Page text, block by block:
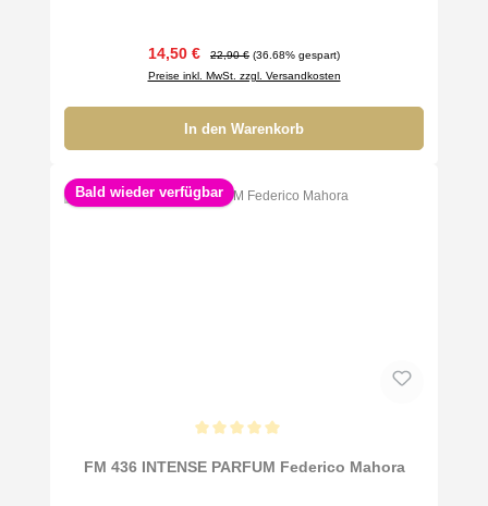
Verkaufspreis:
14,50 € Regulärer Preis:
22,90 € (36.68% gespart)
Preise inkl. MwSt. zzgl. Versandkosten
In den Warenkorb
Bald wieder verfügbar
FM 436 INTENSE PARFUM Federico Mahora